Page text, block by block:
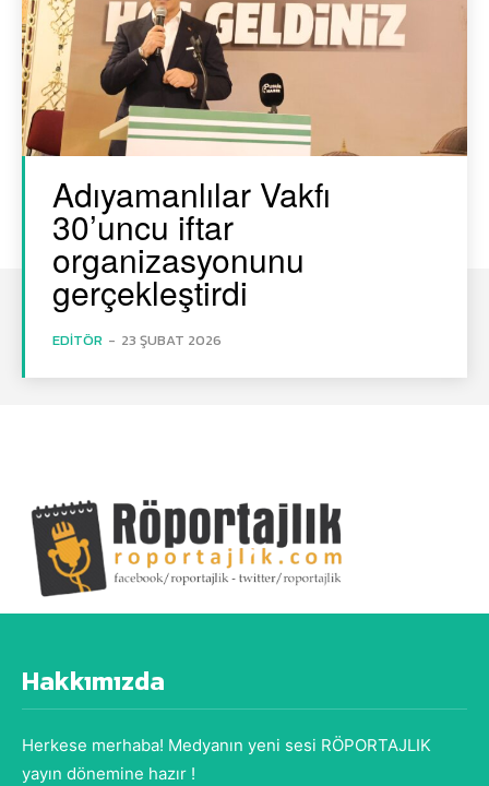
Adıyamanlılar Vakfı
30’uncu iftar
organizasyonunu
gerçekleştirdi
EDITÖR - 23 ŞUBAT 2026
Hakkımızda
Herkese merhaba! Medyanın yeni sesi RÖPORTAJLIK
yayın dönemine hazır !